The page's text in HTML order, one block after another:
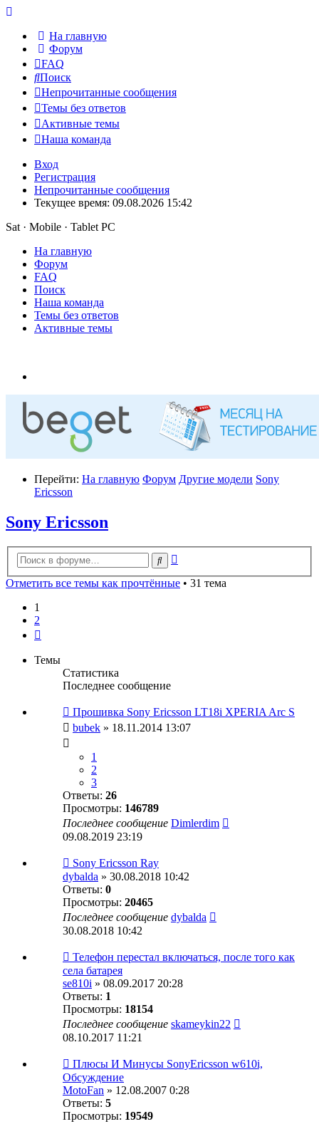
На главную
Форум
FAQ
Поиск
Непрочитанные сообщения
Темы без ответов
Активные темы
Наша команда
Вход
Регистрация
Непрочитанные сообщения
Текущее время: 09.08.2026 15:42
Sat · Mobile · Tablet PC
На главную
Форум
FAQ
Поиск
Наша команда
Темы без ответов
Активные темы
Перейти: На главную Форум Другие модели Sony
Ericsson
Sony Ericsson
Поиск
Отметить все темы как прочтённые • 31 тема
1
2
Темы
Статистика
Последнее сообщение
Прошивка Sony Ericsson LT18i XPERIA Arc S
bubek » 18.11.2014 13:07
1
2
3
Ответы: 26
Просмотры: 146789
Последнее сообщение Dimlerdim
09.08.2019 23:19
Sony Ericsson Ray
dybalda » 30.08.2018 10:42
Ответы: 0
Просмотры: 20465
Последнее сообщение dybalda
30.08.2018 10:42
Телефон перестал включаться, после того как
села батарея
se810i » 08.09.2017 20:28
Ответы: 1
Просмотры: 18154
Последнее сообщение skameykin22
08.10.2017 11:21
Плюсы И Минусы SonyEricsson w610i,
Обсуждение
MotoFan » 12.08.2007 0:28
Ответы: 5
Просмотры: 19549